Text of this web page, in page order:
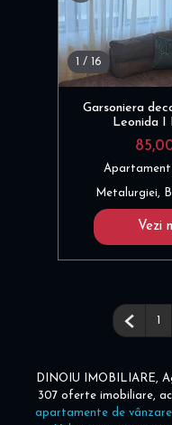
1 / 16
Garsoniera
Leonida I
Apartament
Metalurgiei,
Vezi
1
DINOIU IMOBILIARE,
307 oferte imobiliare,
apartamente de